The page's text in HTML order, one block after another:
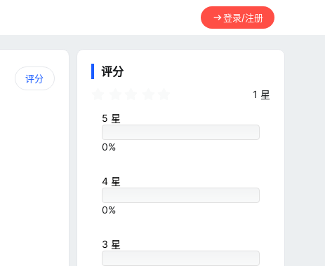
登录/注册
评分
评分
0
星
1 星
5 星
0%
4 星
0%
3 星